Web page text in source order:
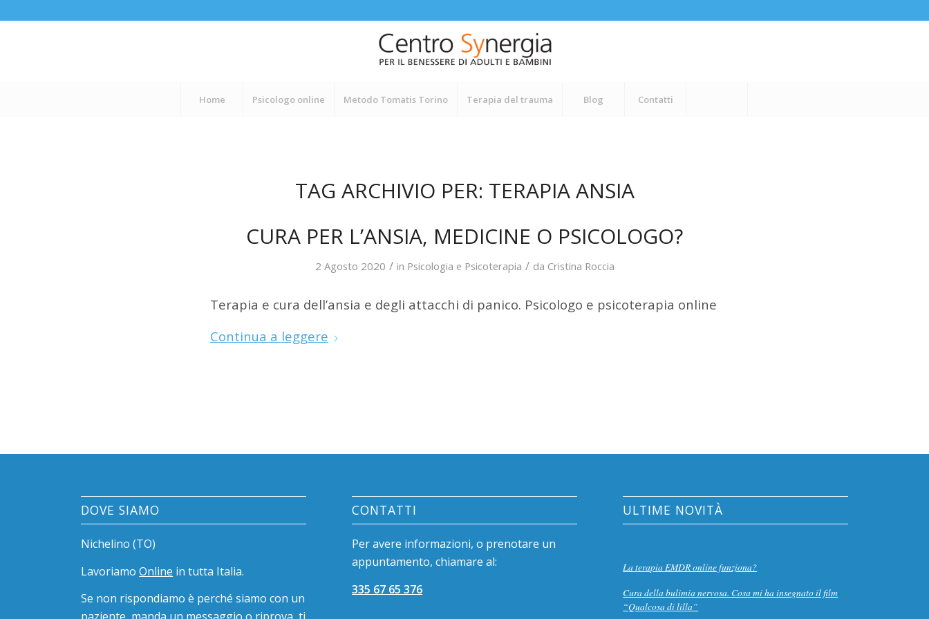
Home Psicologo online Metodo Tomatis Torino Terapia del trauma Blog Contatti
TAG ARCHIVIO PER: TERAPIA ANSIA
CURA PER L’ANSIA, MEDICINE O PSICOLOGO?
2 Agosto 2020 / in Psicologia e Psicoterapia / da Cristina Roccia
Terapia e cura dell’ansia e degli attacchi di panico. Psicologo e psicoterapia online
Continua a leggere
DOVE SIAMO
Nichelino (TO)
LavoriamoOnline in tutta Italia.
Se non rispondiamo è perché siamo con un
CONTATTI
Per avere informazioni, o prenotare un
appuntamento, chiamare al:
335 67 65 376
ULTIME NOVITÀ
La terapia EMDR online funziona?
Cura della bulimia nervosa. Cosa mi ha insegnato il film
“Qualcosa di lilla”